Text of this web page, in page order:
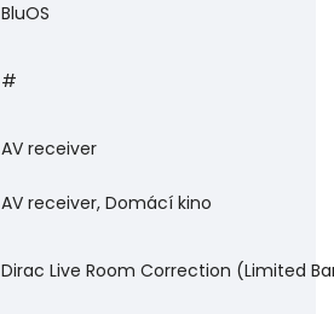
BluOS
#
AV receiver
AV receiver, Domácí kino
Dirac Live Room Correction (Limited